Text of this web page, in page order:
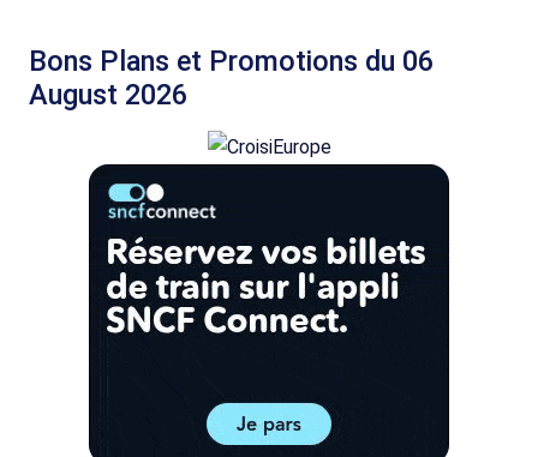
Bons Plans et Promotions du 06
August 2026